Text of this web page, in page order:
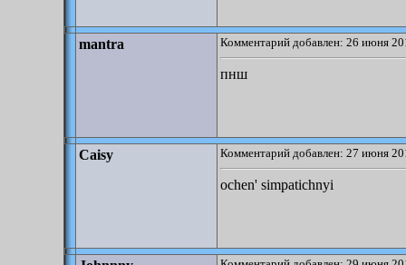
mantra Комментарий добавлен: 26 июня
пнш
Caisy Комментарий добавлен: 27 июня
ochen' simpatichnyi